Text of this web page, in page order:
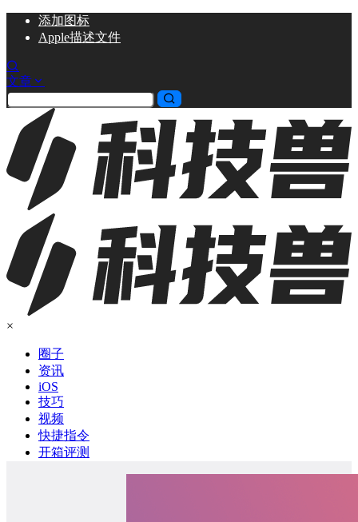
添加图标
Apple描述文件
文章
×
圈子
资讯
iOS
技巧
视频
快捷指令
开箱评测